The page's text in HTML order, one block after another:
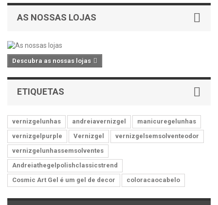
AS NOSSAS LOJAS
Descubra as nossas lojas
ETIQUETAS
vernizgelunhas andreiavernizgel
manicuregelunhas
vernizgelpurple
Vernizgel
vernizgelsemsolventeodor
vernizgelunhassemsolventes
Andreiathegelpolishclassicstrend
Cosmic Art Gel é um gel de decor
coloracaocabelo